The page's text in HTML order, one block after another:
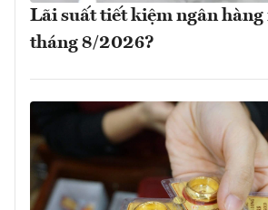
Lãi suất tiết kiệm ngân hàng
tháng 8/2026?